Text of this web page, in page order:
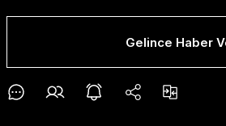
Gelince Haber